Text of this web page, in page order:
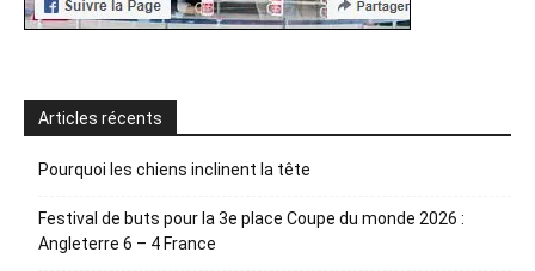
Articles récents
Pourquoi les chiens inclinent la tête
Festival de buts pour la 3e place Coupe du monde 2026 :
Angleterre 6 – 4 France